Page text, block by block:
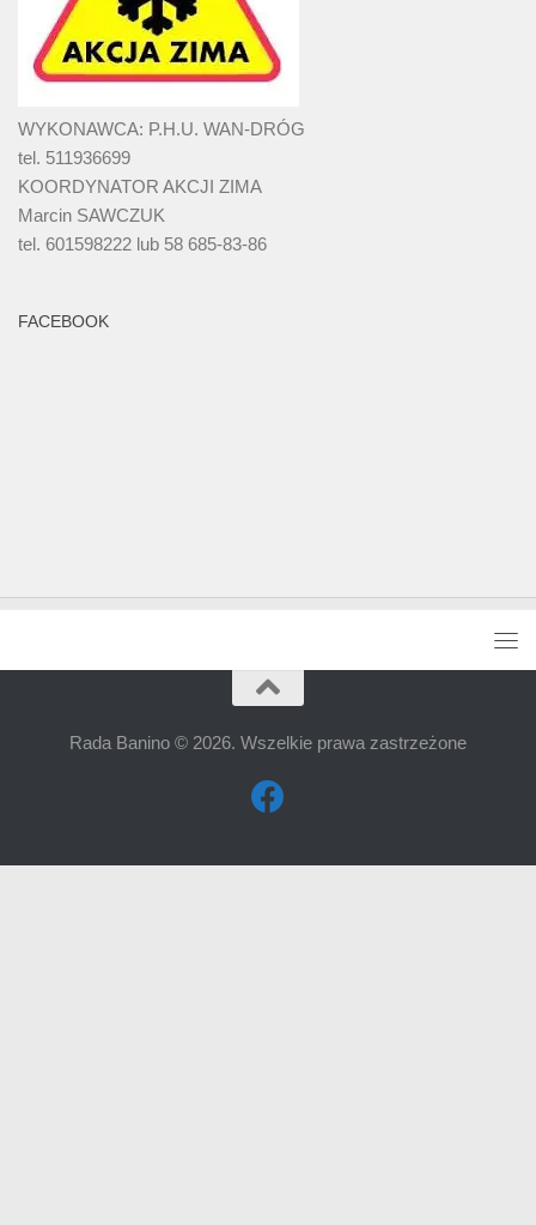
WYKONAWCA: P.H.U. WAN-DRÓG
tel. 511936699
KOORDYNATOR AKCJI ZIMA
Marcin SAWCZUK
tel. 601598222 lub 58 685-83-86
FACEBOOK
Rada Banino © 2026. Wszelkie prawa zastrzeżone